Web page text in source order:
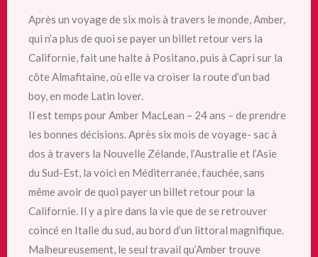
Après un voyage de six mois à travers le monde, Amber,
qui n’a plus de quoi se payer un billet retour vers la
Californie, fait une halte à Positano, puis à Capri sur la
côte Almafitaine, où elle va croiser la route d’un bad
boy, en mode Latin lover.
Il est temps pour Amber MacLean – 24 ans – de prendre
les bonnes décisions. Après six mois de voyage- sac à
dos à travers la Nouvelle Zélande, l’Australie et l’Asie
du Sud-Est, la voici en Méditerranée, fauchée, sans
même avoir de quoi payer un billet retour pour la
Californie. Il y a pire dans la vie que de se retrouver
coincé en Italie du sud, au bord d’un littoral magnifique.
Malheureusement, le seul travail qu’Amber trouve